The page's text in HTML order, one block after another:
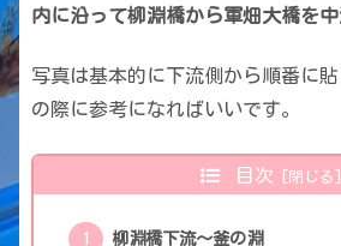
内に沿って柳淵橋から軍畑大橋を中
写真は基本的に下流側から順番に
の際に参考になればいいです。
目次
柳淵橋下流〜釜の淵